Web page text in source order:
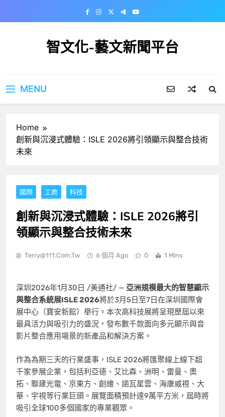
智文化-藝文新聞平台
MENU
Home
創新與沉浸式體驗：ISLE 2026將引領顯示與整合技術
未來
國際 工商 科技
創新與沉浸式體驗：ISLE 2026將引
領顯示與整合技術未來
Terry@111.com.tw 6 個月 Ago 0 1 Mins
深圳 2026年1月30日 /美通社/ — 亞洲規模最大的智慧顯示
與整合系統展ISLE 2026將於3月5日至7日在深圳國際會
展中心（寶安新館）舉行。本次高科技展將呈現歷屆以來
最具活力與吸引力的盛況，發布數千款面向多元顯示與音
影片整合應用場景的新產品和解決方案。
作為為期三天的行業盛事，ISLE 2026將匯聚線上線下超
千家參展企業，包括利亞德、艾比森、洲明、雷曼、奧
拓、聯建光電、京東方、創維、諾瓦星雲、海康威視、大
華、宇視等行業巨頭。展覽面積預計達9萬平方米，屆時將
吸引全球100多個國家的專業觀眾。